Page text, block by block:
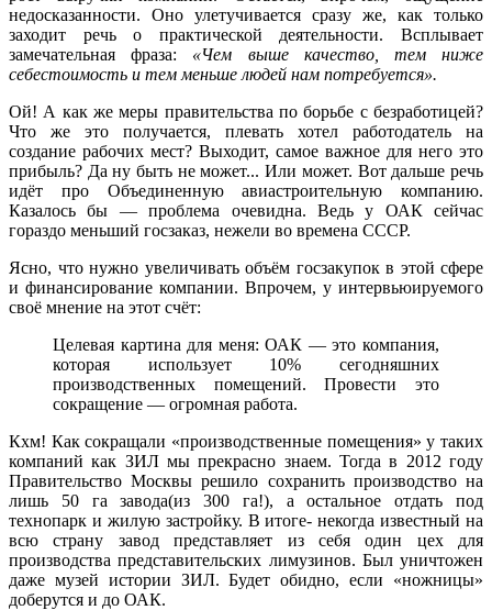
недосказанности. Оно улетучивается сразу же, как только
заходит речь о практической деятельности. Всплывает
замечательная фраза: «Чем выше качество, тем ниже
себестоимость и тем меньше людей нам потребуется».
Ой! А как же меры правительства по борьбе с безработицей?
Что же это получается, плевать хотел работодатель на
создание рабочих мест? Выходит, самое важное для него это
прибыль? Да ну быть не может... Или может. Вот дальше речь
идёт про Объединенную авиастроительную компанию.
Казалось бы — проблема очевидна. Ведь у ОАК сейчас
гораздо меньший госзаказ, нежели во времена СССР.
Ясно, что нужно увеличивать объём госзакупок в этой сфере
и финансирование компании. Впрочем, у интервьюируемого
своё мнение на этот счёт:
Целевая картина для меня: ОАК — это компания,
которая использует 10% сегодняшних
производственных помещений. Провести это
сокращение — огромная работа.
Кхм! Как сокращали «производственные помещения» у таких
компаний как ЗИЛ мы прекрасно знаем. Тогда в 2012 году
Правительство Москвы решило сохранить производство на
лишь 50 га завода(из 300 га!), а остальное отдать под
технопарк и жилую застройку. В итоге- некогда известный на
всю страну завод представляет из себя один цех для
производства представительских лимузинов. Был уничтожен
даже музей истории ЗИЛ. Будет обидно, если «ножницы»
доберутся и до ОАК.